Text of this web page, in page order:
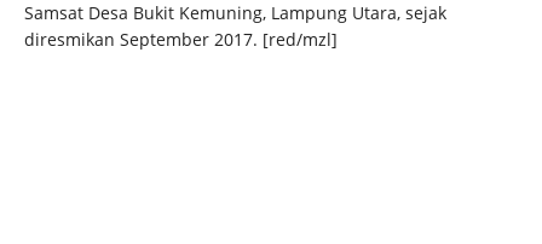
Samsat Desa Bukit Kemuning, Lampung Utara, sejak
diresmikan September 2017. [red/mzl]